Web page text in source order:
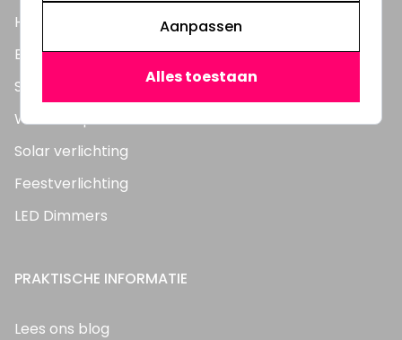
Highbay's / Ufo's
Bouwlampen
Straatlampen
Wandlampen
Solar verlichting
Feestverlichting
LED Dimmers
PRAKTISCHE INFORMATIE
Lees ons blog
Aanpassen
Alles toestaan